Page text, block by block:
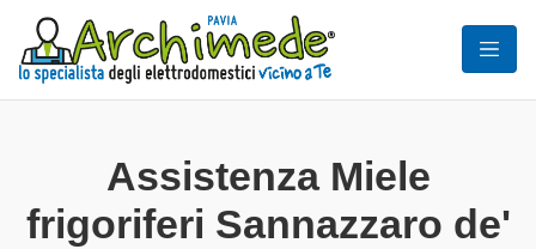
Assistenza Miele
frigoriferi Sannazzaro de'